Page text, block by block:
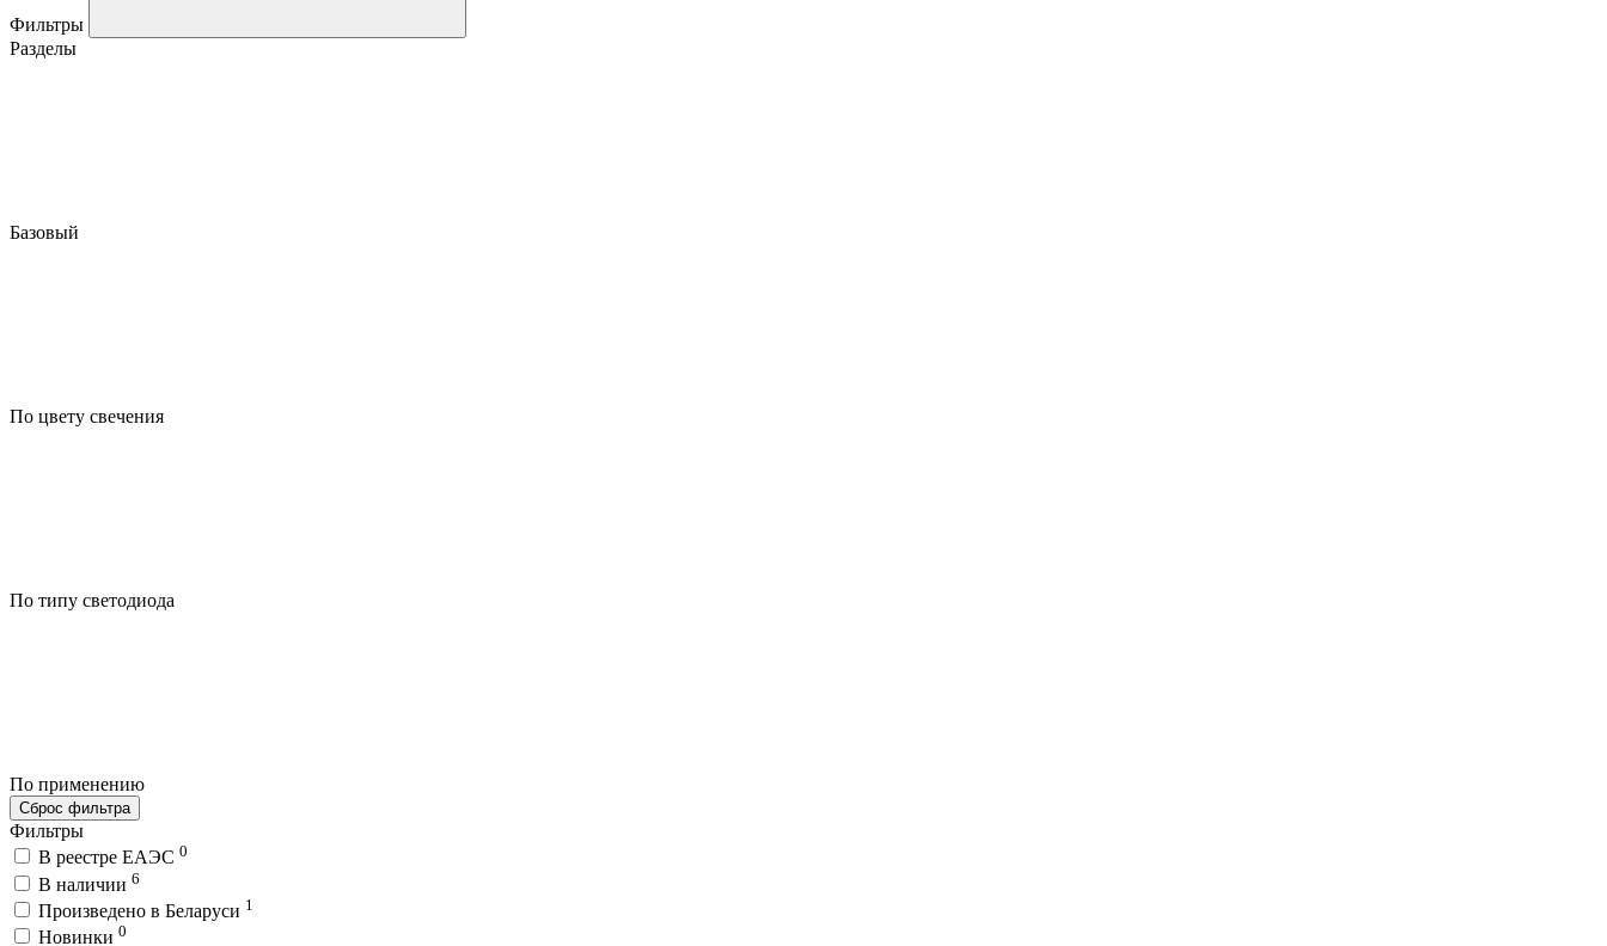
Фильтры
Разделы
Базовый
По цвету свечения
По типу светодиода
По применению
Сброс фильтра
Фильтры
В реестре ЕАЭС 0
В наличии 6
Произведено в Беларуси 1
Новинки 0